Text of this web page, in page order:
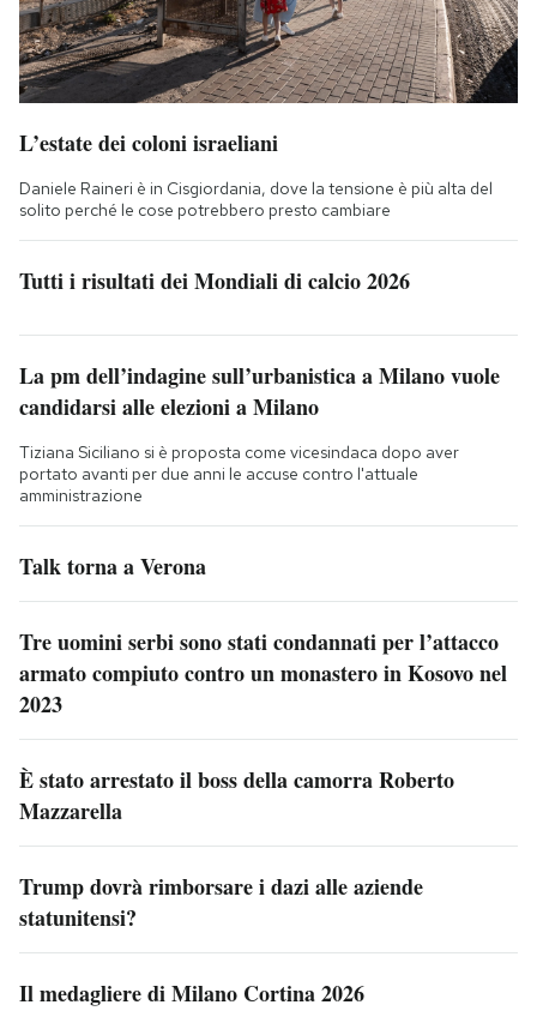
L’estate dei coloni israeliani
Daniele Raineri è in Cisgiordania, dove la tensione è più alta del
solito perché le cose potrebbero presto cambiare
Tutti i risultati dei Mondiali di calcio 2026
La pm dell’indagine sull’urbanistica a Milano vuole
candidarsi alle elezioni a Milano
Tiziana Siciliano si è proposta come vicesindaca dopo aver
portato avanti per due anni le accuse contro l'attuale
amministrazione
Talk torna a Verona
Tre uomini serbi sono stati condannati per l’attacco
armato compiuto contro un monastero in Kosovo nel
2023
È stato arrestato il boss della camorra Roberto
Mazzarella
Trump dovrà rimborsare i dazi alle aziende
statunitensi?
Il medagliere di Milano Cortina 2026